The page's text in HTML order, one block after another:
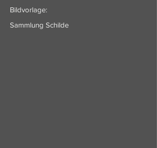
Bildvorlage:
Sammlung Schilde